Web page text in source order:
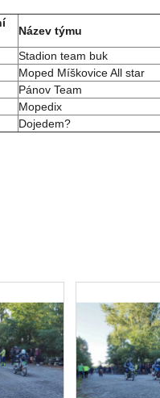
Název týmu
Stadion team buk
Moped Míškovice All star
Pánov Team
Mopedix
Dojedem?